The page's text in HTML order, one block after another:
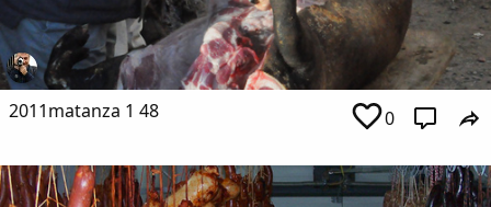
2011matanza 1 48 0